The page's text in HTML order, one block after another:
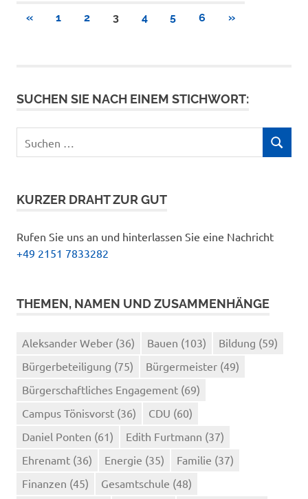
Seitennummerierung
«VORHERIGE
1 2 3 4 5 6
NÄCHSTE
»
SUCHEN SIE NACH EINEM STICHWORT:
nach:
SUCHEN
KURZER DRAHT ZUR GUT
Rufen Sie uns an und hinterlassen Sie eine Nachricht
+49 2151 7833282
THEMEN, NAMEN UND ZUSAMMENHÄNGE
Aleksander Weber (36) Bauen (103) Bildung (59)
Bürgerbeteiligung (75) Bürgermeister (49)
Bürgerschaftliches Engagement (69)
Campus Tönisvorst (36) CDU (60)
Daniel Ponten (61) Edith Furtmann (37)
Ehrenamt (36) Energie (35) Familie (37)
Finanzen (45) Gesamtschule (48)